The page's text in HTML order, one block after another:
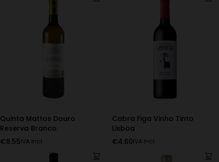
Quinta Mattos Douro
Reserva Branco
€8.55IVA Incl.
Cabra Figa Vinho Tinto
Lisboa
€4.60IVA Incl.